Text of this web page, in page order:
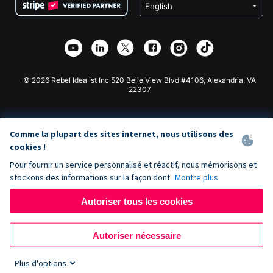
Confidentialité
Partenariat d'affiliation
Bibliothèque
Collecte de fonds caritative
Plugin de don Wix
Application de don Webflow
Don Joomla
© 2026 Rebel Idealist Inc 520 Belle View Blvd #4106, Alexandria, VA
22307
Comme la plupart des sites internet, nous utilisons des
cookies !
Pour fournir un service personnalisé et réactif, nous mémorisons et
stockons des informations sur la façon dont Montre plus
Autoriser tous les cookies
Autoriser nécessaire
Plus d'options